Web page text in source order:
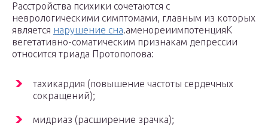
Расстройства психики сочетаются с
неврологическими симптомами, главным из которых
является нарушение сна.аменореиимпотенцияК
вегетативно-соматическим признакам депрессии
относится триада Протопопова:
тахикардия (повышение частоты сердечных
сокращений);
мидриаз (расширение зрачка);